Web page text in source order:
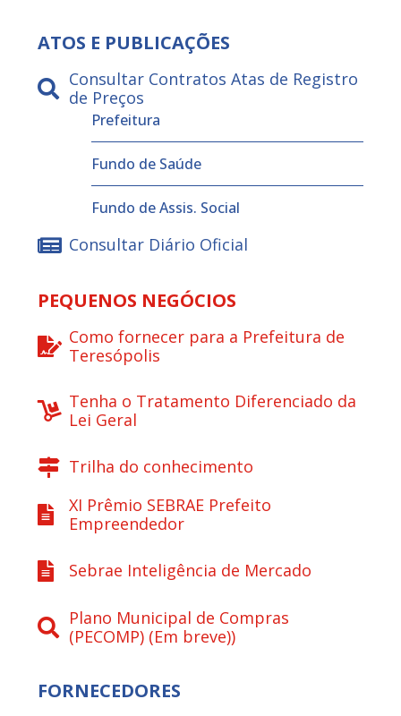
ATOS E PUBLICAÇÕES
Consultar Contratos Atas de Registro
de Preços
Prefeitura
Fundo de Saúde
Fundo de Assis. Social
Consultar Diário Oficial
PEQUENOS NEGÓCIOS
Como fornecer para a Prefeitura de
Teresópolis
Tenha o Tratamento Diferenciado da
Lei Geral
Trilha do conhecimento
XI Prêmio SEBRAE Prefeito
Empreendedor
Sebrae Inteligência de Mercado
Plano Municipal de Compras
(PECOMP) (Em breve))
FORNECEDORES